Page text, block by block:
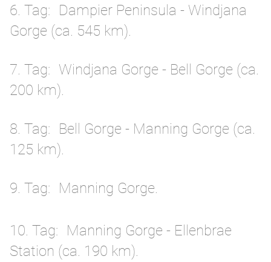
6. Tag
Dampier Peninsula - Windjana
Gorge (ca. 545 km).
7. Tag
Windjana Gorge - Bell Gorge (ca.
200 km).
8. Tag
Bell Gorge - Manning Gorge (ca.
125 km).
9. Tag Manning Gorge.
10. Tag
Manning Gorge - Ellenbrae
Station (ca. 190 km).